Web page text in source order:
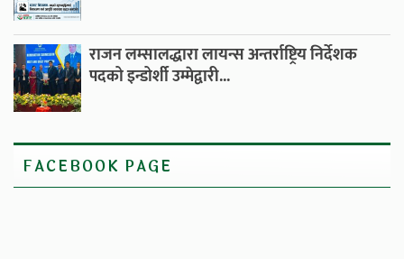
राजन लम्सालद्धारा लायन्स अन्तर्राष्ट्रिय निर्देशक
पदको इन्डोर्शी उम्मेद्वारी...
FACEBOOK PAGE